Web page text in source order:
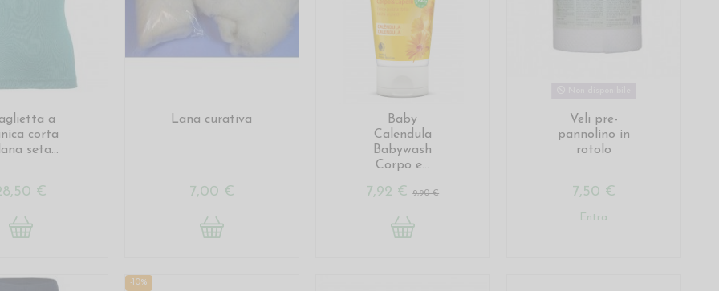
a
corta
seta...
€
Lana curativa
7,00 €
Baby
Calendula
Babywash
Corpo e...
7,92 €9,90 €
Veli pre-
pannolino in
rotolo
7,50 €
Entra
-10%